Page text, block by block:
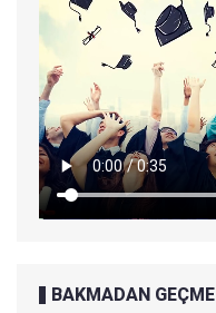
BAKMADAN GEÇME